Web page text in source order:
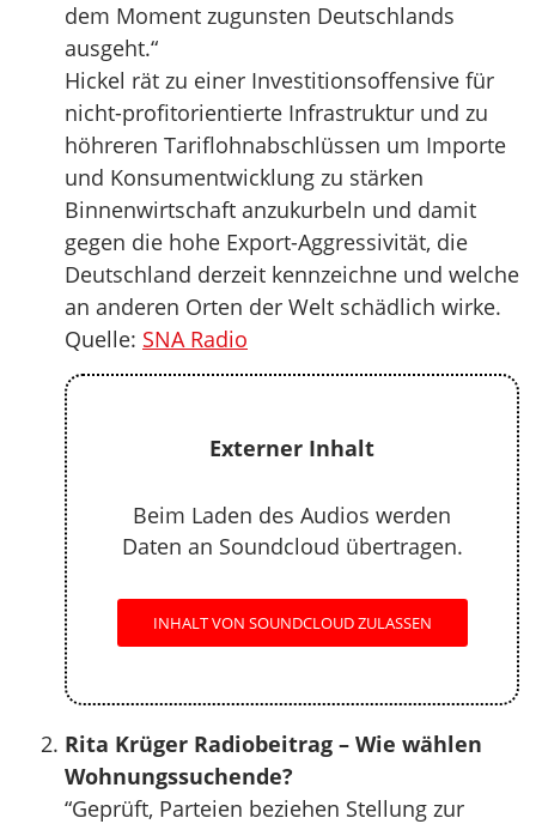
dem Moment zugunsten Deutschlands
ausgeht.“
Hickel rät zu einer Investitionsoffensive für
nicht-profitorientierte Infrastruktur und zu
höhreren Tariflohnabschlüssen um Importe
und Konsumentwicklung zu stärken
Binnenwirtschaft anzukurbeln und damit
gegen die hohe Export-Aggressivität, die
Deutschland derzeit kennzeichne und welche
an anderen Orten der Welt schädlich wirke.
Quelle: SNA Radio
Externer Inhalt
Beim Laden des Audios werden
Daten an Soundcloud übertragen.
INHALT VON SOUNDCLOUD ZULASSEN
Rita Krüger Radiobeitrag – Wie wählen
Wohnungssuchende?
“Geprüft, Parteien beziehen Stellung zur